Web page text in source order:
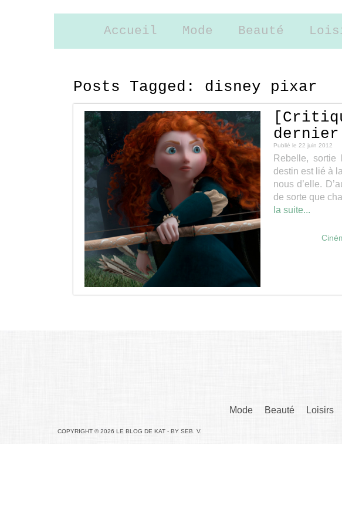
Accueil Mode Beauté
Posts Tagged:
disney pixar
Publié le 22 juin 2012
Rebelle,
destin est lié à
nous d’elle.
de sorte que
la suite...
Mode Beauté Loisirs
COPYRIGHT © 2026 LE BLOG DE KAT - BY SEB. V.